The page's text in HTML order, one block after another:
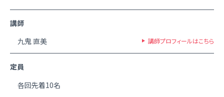
講師
九鬼 直美
講師プロフィールはこちら
定員
各回先着10名